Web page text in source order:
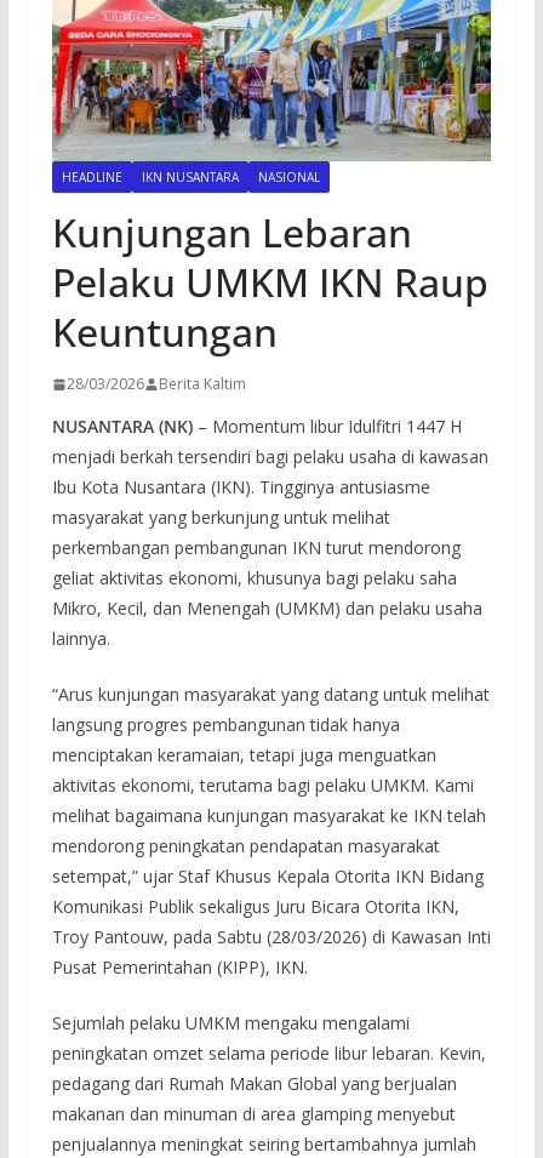
HEADLINE IKN NUSANTARA NASIONAL
Kunjungan Lebaran
Pelaku UMKM IKN Raup
Keuntungan
28/03/2026 Berita Kaltim
NUSANTARA (NK)– Momentum libur Idulfitri 1447 H
menjadi berkah tersendiri bagi pelaku usaha di kawasan
Ibu Kota Nusantara (IKN). Tingginya antusiasme
masyarakat yang berkunjung untuk melihat
perkembangan pembangunan IKN turut mendorong
geliat aktivitas ekonomi, khusunya bagi pelaku saha
Mikro, Kecil, dan Menengah (UMKM) dan pelaku usaha
lainnya.
“Arus kunjungan masyarakat yang datang untuk melihat
langsung progres pembangunan tidak hanya
menciptakan keramaian, tetapi juga menguatkan
aktivitas ekonomi, terutama bagi pelaku UMKM. Kami
melihat bagaimana kunjungan masyarakat ke IKN telah
mendorong peningkatan pendapatan masyarakat
setempat,” ujar Staf Khusus Kepala Otorita IKN Bidang
Komunikasi Publik sekaligus Juru Bicara Otorita IKN,
Troy Pantouw, pada Sabtu (28/03/2026) di Kawasan Inti
Pusat Pemerintahan (KIPP), IKN.
Sejumlah pelaku UMKM mengaku mengalami
peningkatan omzet selama periode libur lebaran. Kevin,
pedagang dari Rumah Makan Global yang berjualan
makanan dan minuman di area glamping menyebut
penjualannya meningkat seiring bertambahnya jumlah